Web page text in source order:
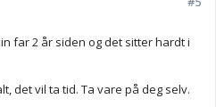
far 2 år siden og det sitter hardt i
det vil ta tid. Ta vare på deg selv.